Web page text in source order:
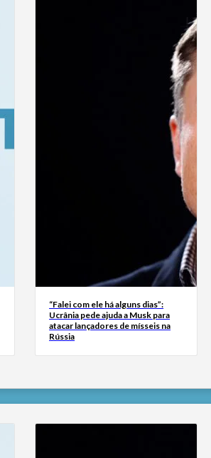
“Falei com ele há alguns dias”:
Ucrânia pede ajuda a Musk para
atacar lançadores de mísseis na
Rússia